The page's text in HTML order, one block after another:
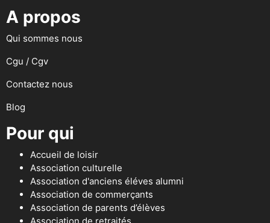
A propos
Qui sommes nous
Cgu / Cgv
Contactez nous
Blog
Pour qui
Accueil de loisir
Association culturelle
Association d'anciens éléves alumni
Association de commerçants
Association de parents d’élèves